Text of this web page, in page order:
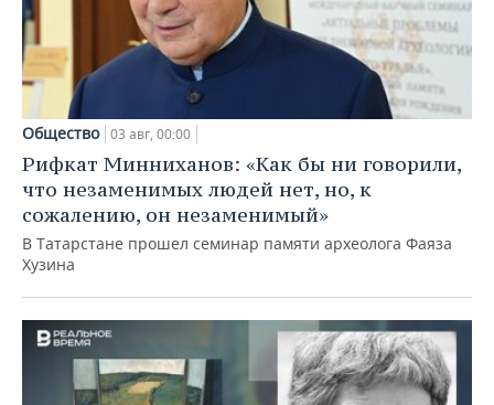
Общество 03 авг, 00:00
Рифкат Минниханов: «Как бы ни говорили,
что незаменимых людей нет, но, к
сожалению, он незаменимый»
В Татарстане прошел семинар памяти археолога Фаяза
Хузина